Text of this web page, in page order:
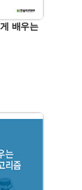
배우는